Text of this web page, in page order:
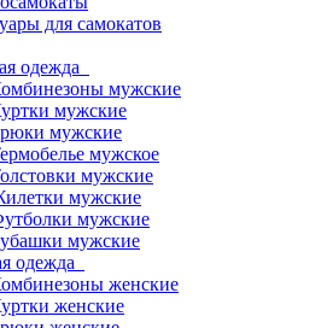
для самокатов
одежда
мужские
мужские
мужские
мужское
мужские
мужские
мужские
мужские
одежда
женские
женские